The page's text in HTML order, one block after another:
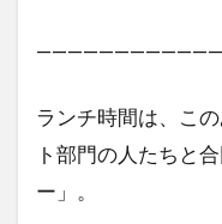
ランチ時間は、こ
ト部門の人たちと
ー」。